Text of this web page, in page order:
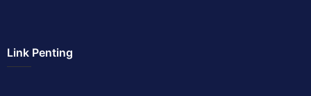
Link Penting